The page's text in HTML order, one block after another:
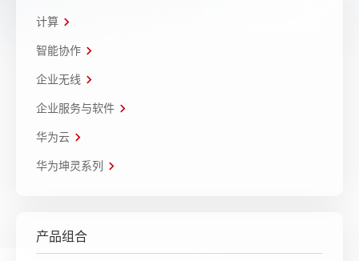
计算
智能协作
企业无线
企业服务与软件
华为云
华为坤灵系列
产品组合